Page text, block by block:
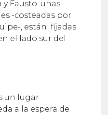
Fausto: unas
-costeadas por
, están fijadas
el lado sur del
un lugar
a la espera de